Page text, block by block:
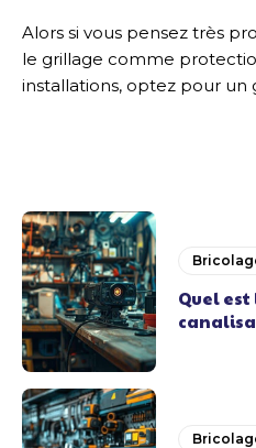
Alors si vous pensez très
le grillage comme
installations, optez pour un
Quel est